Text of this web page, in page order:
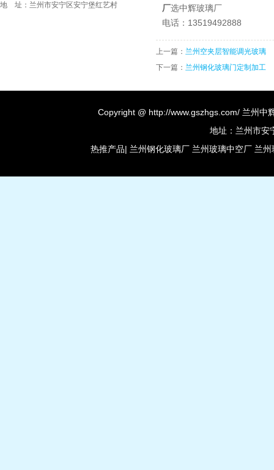
地 址：兰州市安宁区安宁堡红艺村
厂选中辉玻璃厂
电话：13519492888
上一篇： 兰州空夹层智能调光玻璃
下一篇： 兰州钢化玻璃门定制加工
Copyright @ http://www.gszhgs.com/ 兰州中
地址：兰州市
热推产品| 兰州钢化玻璃厂 兰州玻璃中空厂 兰州